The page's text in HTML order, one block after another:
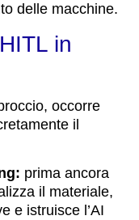
delle macchine.
in
occorre
il
prima ancora
il materiale,
e istruisce l’AI